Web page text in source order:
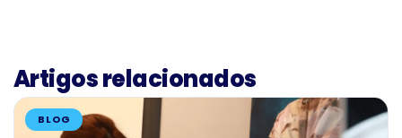
Artigos relacionados
BLOG